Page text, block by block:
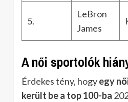
5.
LeBron
James
A női sportolók
Érdekes tény, hogyegy
került be a top 100-ba